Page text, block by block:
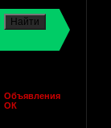
Объявления
ОК